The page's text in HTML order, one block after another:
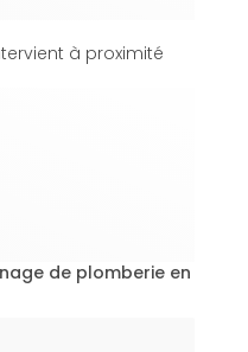
à proximité
de plomberie en